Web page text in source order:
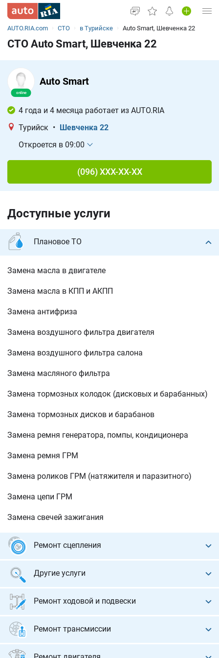
Вход в кабинет
Новые авто
Новости
Все для авто
AUTO.RIA.com СТО в Турийске Auto Smart, Шевченка 22
СТО Auto Smart, Шевченка 22
Auto Smart
4 года и 4 месяца работает из AUTO.RIA
Турийск • Шевченка 22
Откроется в 09:00
(096) XXX-XX-XX
Доступные услуги
Плановое ТО
Замена масла в двигателе
Замена масла в КПП и АКПП
Замена антифриза
Замена воздушного фильтра двигателя
Замена воздушного фильтра салона
Замена масляного фильтра
Замена тормозных колодок (дисковых и барабанных)
Замена тормозных дисков и барабанов
Замена ремня генератора, помпы, кондиционера
Замена ремня ГРМ
Замена роликов ГРМ (натяжителя и паразитного)
Замена цепи ГРМ
Замена свечей зажигания
Ремонт сцепления
Диагностика сцепления
подшипника
Замена двухмассового маховика
Другие услуги
Экспертиза состояния авто
Установка защиты двигателя
Ремонт ходовой и подвески
Диагностика и ремонт ходовой
Ремонт трансмиссии
Замена и доливка масла в КПП